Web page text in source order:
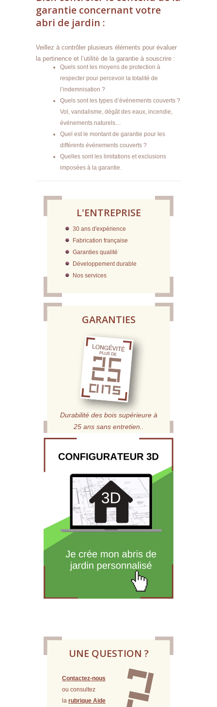
garantie concernant votre
abri de jardin :
Veillez à contrôler plusieurs éléments pour évaluer
la pertinence et l’utilité de la garantie à souscrire :
Quels sont les moyens de protection à
respecter pour percevoir la totalité de
l’indemnisation ?
Quels sont les types d’événements couverts ?
Vol, vandalisme, dégât des eaux, incendie,
événements naturels…
Quel est le montant de garantie pour les
différents événements couverts ?
Quelles sont les limitations et exclusions
imposées à la garantie.
L'ENTREPRISE
30 ans d'expérience
Fabrication française
Garanties qualité
Développement durable
Nos services
GARANTIES
Durabilité des bois supérieure à
25 ans sans entretien.
UNE QUESTION ?
Contactez-nous
ou consultez
la rubrique Aide